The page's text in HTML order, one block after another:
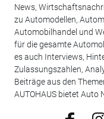
News,
zu Automodellen,
Automobilhandel und
für die gesamte
es auch Interviews,
Zulassungszahlen,
Beiträge aus den
AUTOHAUS bietet Auto